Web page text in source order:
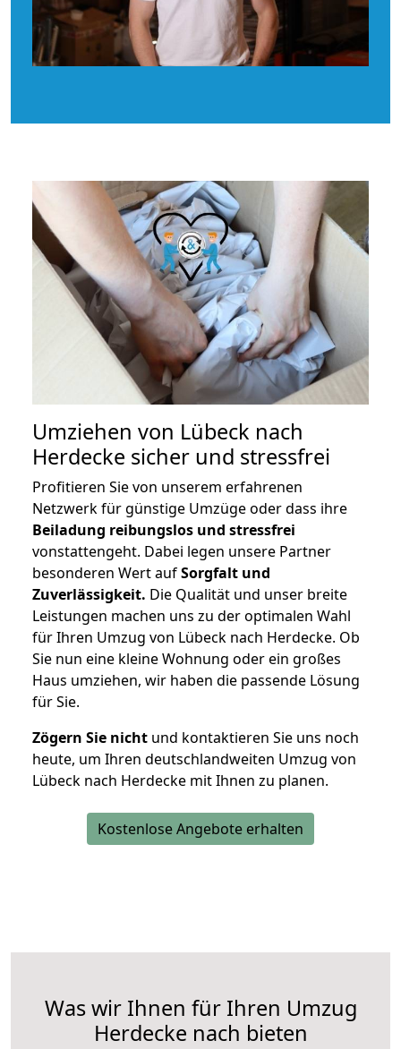
Umziehen von Lübeck nach
Herdecke sicher und stressfrei
Profitieren Sie von unserem erfahrenen
Netzwerk für günstige Umzüge oder dass ihre
Beiladung reibungslos und stressfrei
vonstattengeht. Dabei legen unsere Partner
besonderen Wert aufSorgfalt und
Zuverlässigkeit. Die Qualität und unser breite
Leistungen machen uns zu der optimalen Wahl
für Ihren Umzug von Lübeck nach Herdecke. Ob
Sie nun eine kleine Wohnung oder ein großes
Haus umziehen, wir haben die passende Lösung
für Sie.
Zögern Sie nicht und kontaktieren Sie uns noch
heute, um Ihren deutschlandweiten Umzug von
Lübeck nach Herdecke mit Ihnen zu planen.
Kostenlose Angebote erhalten
Was wir Ihnen für Ihren Umzug
Herdecke nach bieten